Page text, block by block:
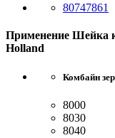
80747861
Применение Шейка
Holland
Комбайн
8000
8030
8040